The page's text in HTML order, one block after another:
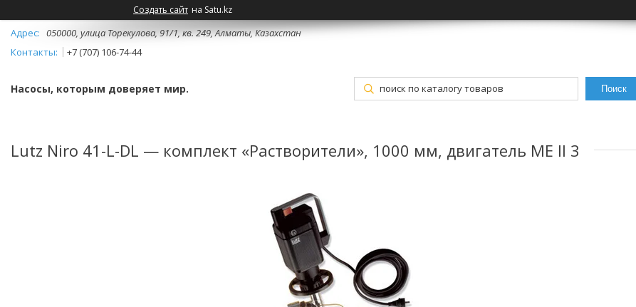
Создать сайт на Satu.kz
050000, улица Торекулова, 91/1, кв. 249, Алматы, Казахстан
+7 (707) 106-74-44
Насосы, которым доверяет мир. Поиск
Lutz Niro 41-L-DL — комплект «Растворители», 1000 мм, двигатель ME II 3